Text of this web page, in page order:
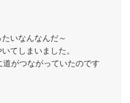
いなんなんだ～
てしまいました。
がつながっていたのです